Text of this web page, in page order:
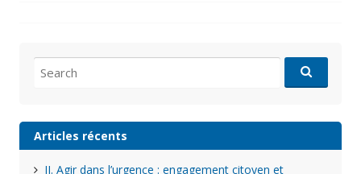
for:
Articles récents
II. Agir dans l’urgence : engagement citoyen et